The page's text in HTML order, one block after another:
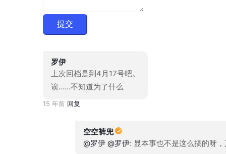
提交
罗伊
上次回档是到4月17号吧。
诶……不知道为了什么
15 年前 回复
空空裤兜
@罗伊 @罗伊: 显本事也不是这么搞的呀